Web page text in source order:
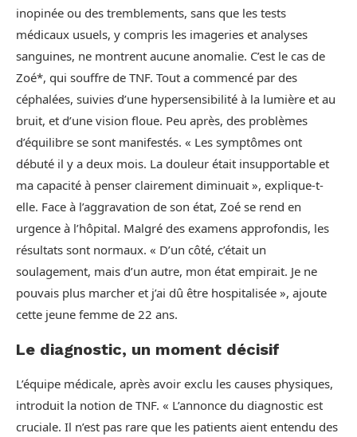
inopinée ou des tremblements, sans que les tests
médicaux usuels, y compris les imageries et analyses
sanguines, ne montrent aucune anomalie. C’est le cas de
Zoé*, qui souffre de TNF. Tout a commencé par des
céphalées, suivies d’une hypersensibilité à la lumière et au
bruit, et d’une vision floue. Peu après, des problèmes
d’équilibre se sont manifestés. « Les symptômes ont
débuté il y a deux mois. La douleur était insupportable et
ma capacité à penser clairement diminuait », explique-t-
elle. Face à l’aggravation de son état, Zoé se rend en
urgence à l’hôpital. Malgré des examens approfondis, les
résultats sont normaux. « D’un côté, c’était un
soulagement, mais d’un autre, mon état empirait. Je ne
pouvais plus marcher et j’ai dû être hospitalisée », ajoute
cette jeune femme de 22 ans.
Le diagnostic, un moment décisif
L’équipe médicale, après avoir exclu les causes physiques,
introduit la notion de TNF. « L’annonce du diagnostic est
cruciale. Il n’est pas rare que les patients aient entendu des